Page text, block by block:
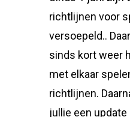
richtlijnen voor
versoepeld..
sinds kort weer
met elkaar
richtlijnen.
jullie een